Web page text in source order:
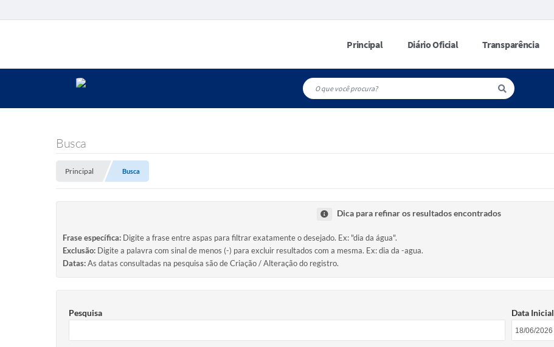
Principal Diário Oficial Transparência
Busca
Principal Busca
Dica para refinar os resultados encontrados
Frase específica: Digite a frase entre aspas para filtrar exatamente o desejado. Ex: "dia da água".
Exclusão: Digite a palavra com sinal de menos (-) para excluir resultados com a mesma. Ex: dia da -agua.
Datas:As datas consultadas na pesquisa são de Criação / Alteração do registro.
Pesquisa Data Inicial